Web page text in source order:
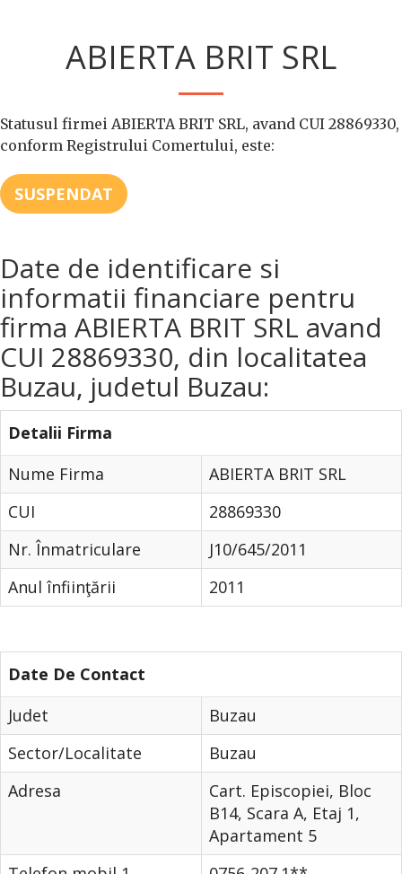
ABIERTA BRIT SRL
Statusul firmei ABIERTA BRIT SRL, avand CUI 28869330,
conform Registrului Comertului, este:
SUSPENDAT
Date de identificare si
informatii financiare pentru
firma ABIERTA BRIT SRL avand
CUI 28869330, din localitatea
Buzau, judetul Buzau:
Detalii Firma
Nume Firma
ABIERTA BRIT SRL
CUI
28869330
Nr. Înmatriculare
J10/645/2011
Anul înfiinţării
2011
Date De Contact
Judet
Buzau
Sector/Localitate
Buzau
Adresa
Cart. Episcopiei, Bloc
B14, Scara A, Etaj 1,
Apartament 5